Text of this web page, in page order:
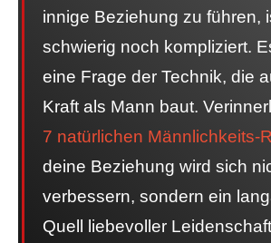
innige Beziehung zu führen,
schwierig noch kompliziert.
eine Frage der Technik, die
Kraft als Mann baut.
7 natürlichen Männlichkeits-
deine Beziehung wird sich
verbessern, sondern ein
Quell liebevoller